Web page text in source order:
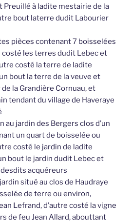
à ladite mestairie de la
bout laterre dudit Labourier
pièces contenant 7 boisselées
costé les terres dudit Lebec et
costé la terre de ladite
bout la terre de la veuve et
la Grandière Cornuau, et
tendant du village de Haveraye
au jardin des Bergers clos d’un
un quart de boisselée ou
costé le jardin de ladite
bout le jardin dudit Lebec et
acquéreurs
situé au clos de Haudraye
de terre ou environ,
Lefrand, d’autre costé la vigne
de feu Jean Allard, abouttant